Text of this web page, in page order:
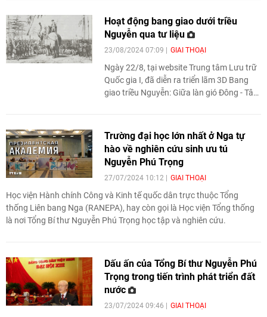
này ra thế giới. Mục tiêu không chỉ là thu
hút đầu tư mà còn thể hiện thành tựu khai
thác thuộc địa.
Hoạt động bang giao dưới triều
Nguyễn qua tư liệu
23/08/2024 07:09 GIAI THOẠI
Ngày 22/8, tại website Trung tâm Lưu trữ
Quốc gia I, đã diễn ra triển lãm 3D Bang
giao triều Nguyễn: Giữa làn gió Đông - Tây.
ích, góc nhìn mới mẻ và hiểu biết sâu sắc
hơn về hoạt động ngoại giao của Việt Nam
dưới triều Nguyễn trong hơn 50 năm đầu
độc lập, tự chủ (1802 - 1858).
Trường đại học lớn nhất ở Nga tự
hào về nghiên cứu sinh ưu tú
Nguyễn Phú Trọng
27/07/2024 10:12 GIAI THOẠI
Học viện Hành chính Công và Kinh tế quốc dân trực thuộc Tổng
thống Liên bang Nga (RANEPA), hay còn gọi là Học viện Tổng thống
là nơi Tổng Bí thư Nguyễn Phú Trọng học tập và nghiên cứu.
Dấu ấn của Tổng Bí thư Nguyễn Phú
Trọng trong tiến trình phát triển đất
nước
23/07/2024 09:46 GIAI THOẠI